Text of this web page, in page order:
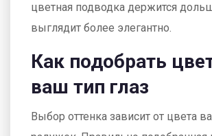
цветная подводка держится
выглядит более элегантно.
Как подобрать
ваш тип глаз
Выбор оттенка зависит от цвета